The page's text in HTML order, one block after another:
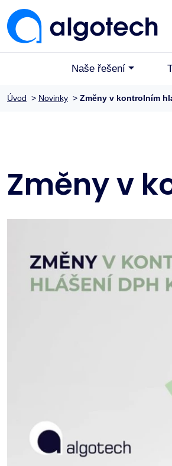
Naše řešení
Úvod > Novinky > Změny v kontrolním
Změny v